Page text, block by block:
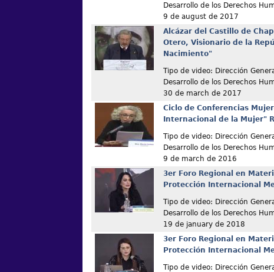
Desarrollo de los Derechos
9 de august de 2017
Alcázar del Castillo de
Otero, Visionario de la
Nacimiento"
Tipo de video: Dirección
Desarrollo de los Derechos
30 de march de 2017
Ciclo de Conferencias
Internacional de la Mujer"
Tipo de video: Dirección
Desarrollo de los Derechos
9 de march de 2016
3er Foro Regional en
Protección Internacional
Tipo de video: Dirección
Desarrollo de los Derechos
19 de january de 2018
3er Foro Regional en
Protección Internacional
Tipo de video: Dirección